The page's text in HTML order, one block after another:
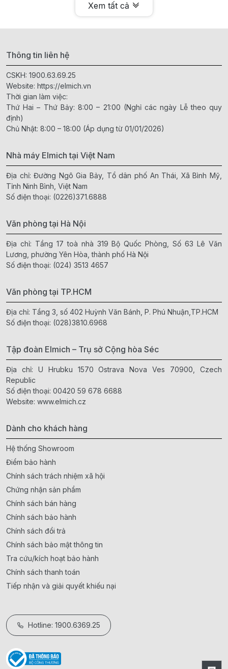
Xem tất cả
Thông tin liên hệ
CSKH: 1900.63.69.25
Website: https://elmich.vn
Thời gian làm việc:
Thứ Hai – Thứ Bảy: 8:00 – 21:00 (Nghỉ các ngày Lễ theo quy
định)
Chủ Nhật: 8:00 – 18:00 (Áp dụng từ 01/01/2026)
Nhà máy Elmich tại Việt Nam
Địa chỉ: Đường Ngô Gia Bảy, Tổ dân phố An Thái, Xã Bình Mỹ,
Tỉnh Ninh Bình, Việt Nam
Số điện thoại: (0226)371.6888
Văn phòng tại Hà Nội
Địa chỉ: Tầng 17 toà nhà 319 Bộ Quốc Phòng, Số 63 Lê Văn
Lương, phường Yên Hòa, thành phố Hà Nội
Số điện thoại: (024) 3513 4657
Văn phòng tại TP.HCM
Địa chỉ: Tầng 3, số 402 Huỳnh Văn Bánh, P. Phú Nhuận,TP.HCM
Số điện thoại: (028)3810.6968
Tập đoàn Elmich – Trụ sở Cộng hòa Séc
Địa chỉ: U Hrubku 1570 Ostrava Nova Ves 70900, Czech
Republic
Số điện thoại: 00420 59 678 6688
Website: www.elmich.cz
Dành cho khách hàng
Hệ thống Showroom
Điểm bảo hành
Chính sách trách nhiệm xã hội
Chứng nhận sản phẩm
Chính sách bán hàng
Chính sách bảo hành
Chính sách đổi trả
Chính sách bảo mật thông tin
Tra cứu/kích hoạt bảo hành
Chính sách thanh toán
Tiếp nhận và giải quyết khiếu nại
Hotline: 1900.6369.25